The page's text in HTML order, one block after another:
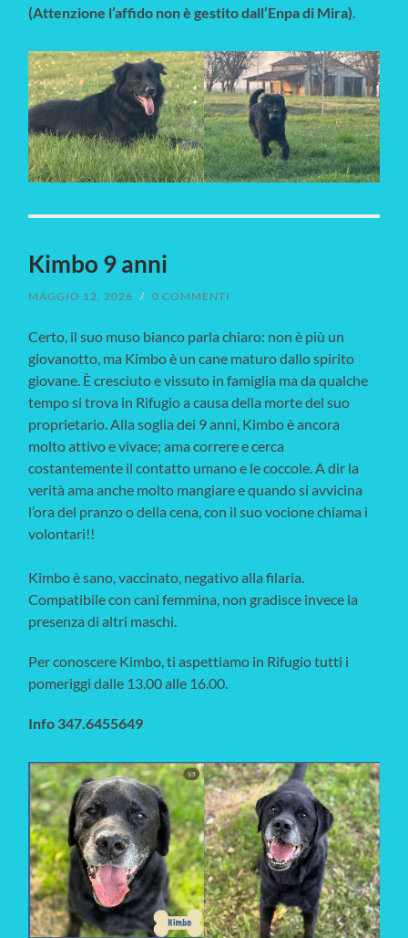
(Attenzione l’affido non è gestito dall’Enpa di Mira).
Kimbo 9 anni
MAGGIO 12, 2026 / 0 COMMENTI
Certo, il suo muso bianco parla chiaro: non è più un
giovanotto, ma Kimbo è un cane maturo dallo spirito
giovane. È cresciuto e vissuto in famiglia ma da qualche
tempo si trova in Rifugio a causa della morte del suo
proprietario. Alla soglia dei 9 anni, Kimbo è ancora
molto attivo e vivace; ama correre e cerca
costantemente il contatto umano e le coccole. A dir la
verità ama anche molto mangiare e quando si avvicina
l’ora del pranzo o della cena, con il suo vocione chiama i
volontari!!
Kimbo è sano, vaccinato, negativo alla filaria.
Compatibile con cani femmina, non gradisce invece la
presenza di altri maschi.
Per conoscere Kimbo, ti aspettiamo in Rifugio tutti i
pomeriggi dalle 13.00 alle 16.00.
Info 347.6455649